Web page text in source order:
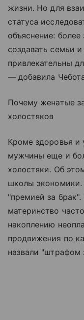
жизни. Но для
статуса
объяснение:
создавать семьи
привлекательны
— добавила
Почему женатые
холостяков
Кроме здоровья и
мужчины еще и
холостяки. Об
школы экономики.
"премией за
материнство
накоплению
продвижения по
назвали "штрафом